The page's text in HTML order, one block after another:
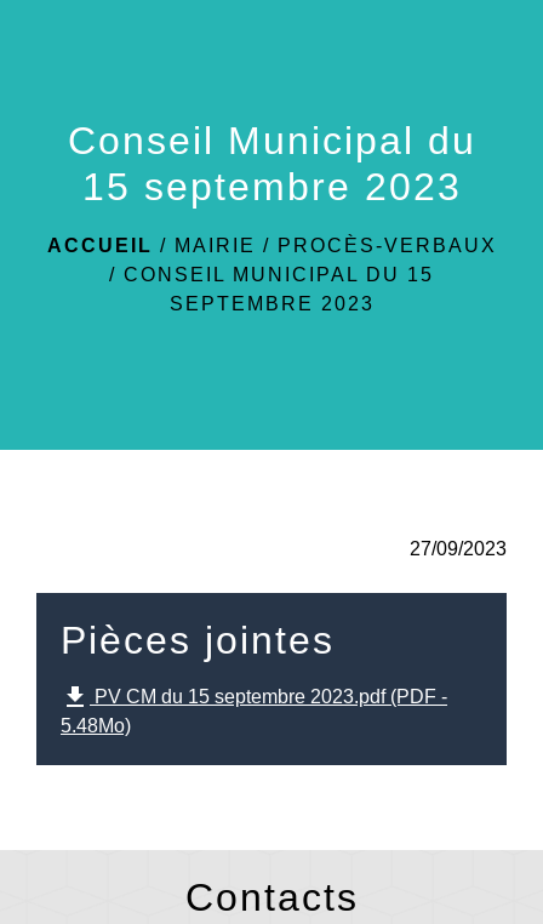
Conseil Municipal du
15 septembre 2023
ACCUEIL / MAIRIE / PROCÈS-VERBAUX
/ CONSEIL MUNICIPAL DU 15
SEPTEMBRE 2023
27/09/2023
Pièces jointes
file_download
PV CM du 15 septembre 2023.pdf (PDF -
5.48Mo)
Contacts